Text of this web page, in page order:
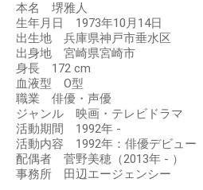
本名 堺雅人
生年月日 1973年10月14日
出生地 兵庫県神戸市垂水区
出身地 宮崎県宮崎市
身長 172 cm
血液型 O型
職業 俳優・声優
ジャンル 映画・テレビドラマ
活動期間 1992年 -
活動内容 1992年：俳優デビュー
配偶者 菅野美穂（2013年 - ）
事務所 田辺エージェンシー